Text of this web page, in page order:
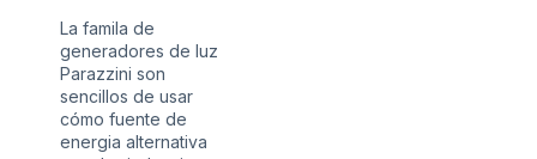
La famila de
generadores de luz
Parazzini son
sencillos de usar
cómo fuente de
energia alternativa